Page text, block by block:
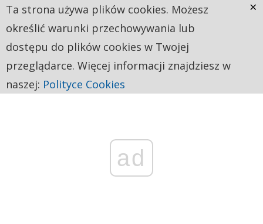
ad
Ta strona używa plików cookies. Możesz
określić warunki przechowywania lub
dostępu do plików cookies w Twojej
przeglądarce. Więcej informacji znajdziesz w
naszej: Polityce Cookies
×